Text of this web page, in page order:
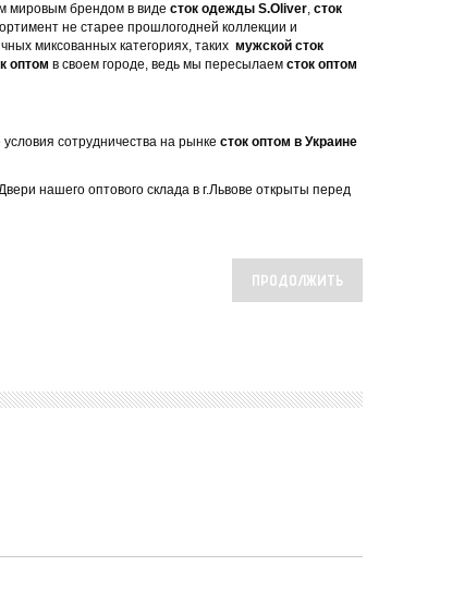
мировым брендом в виде сток одежды S.Oliver, сток
не старее прошлогодней коллекции и
миксованных категориях, таких мужской сток
оптом в своем городе, ведь мы пересылаем сток оптом
сотрудничества на рынке сток оптом в Украине
нашего оптового склада в г.Львове открыты перед
ПРОДОЛЖИТЬ